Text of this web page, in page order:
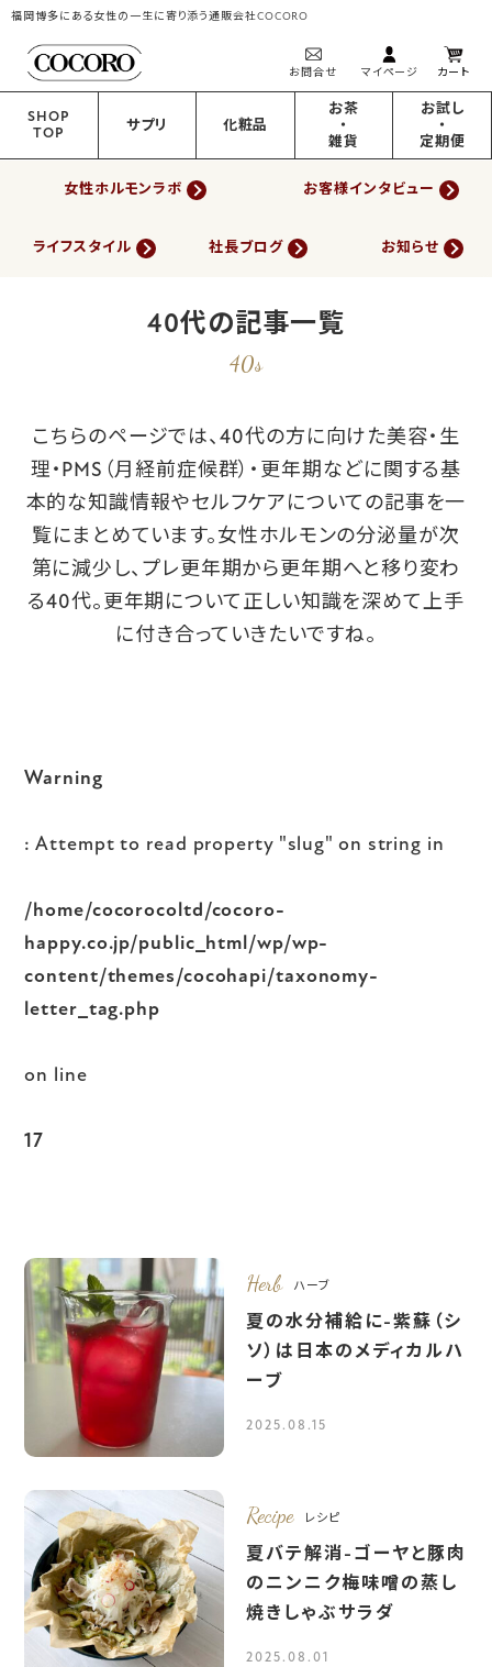
福岡博多にある女性の一生に寄り添う通販会社COCORO
お問合せ マイページ カート
SHOP
TOP
サプリ 化粧品
お茶
・
雑貨
お試し
・
定期便
女性ホルモンラボ お客様インタビュー
ライフスタイル 社長ブログ お知らせ
40代の記事一覧
40s
こちらのページでは、40代の方に向けた美容・生
理・PMS（月経前症候群）・更年期などに関する基
本的な知識情報やセルフケアについての記事を一
覧にまとめています。女性ホルモンの分泌量が次
第に減少し、プレ更年期から更年期へと移り変わ
る40代。更年期について正しい知識を深めて上手
に付き合っていきたいですね。
Warning
: Attempt to read property "slug" on string in
/home/cocorocoltd/cocoro-
happy.co.jp/public_html/wp/wp-
content/themes/cocohapi/taxonomy-
letter_tag.php
on line
17
Herb ハーブ
夏の水分補給に-紫蘇（シ
ソ）は日本のメディカルハ
ーブ
2025.08.15
Recipe レシピ
夏バテ解消-ゴーヤと豚肉
のニンニク梅味噌の蒸し
焼きしゃぶサラダ
2025.08.01